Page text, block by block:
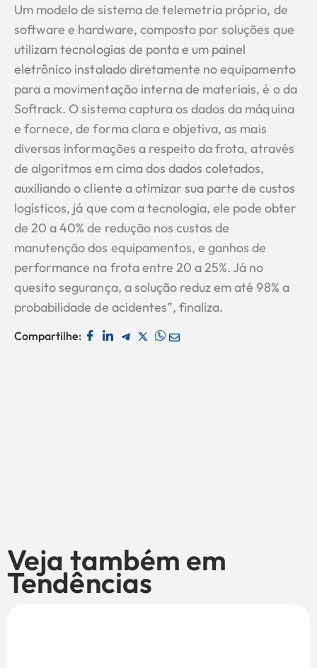
Um modelo de sistema de telemetria próprio, de
software e hardware, composto por soluções que
utilizam tecnologias de ponta e um painel
eletrônico instalado diretamente no equipamento
para a movimentação interna de materiais, é o da
Softrack. O sistema captura os dados da máquina
e fornece, de forma clara e objetiva, as mais
diversas informações a respeito da frota, através
de algoritmos em cima dos dados coletados,
auxiliando o cliente a otimizar sua parte de custos
logísticos, já que com a tecnologia, ele pode obter
de 20 a 40% de redução nos custos de
manutenção dos equipamentos, e ganhos de
performance na frota entre 20 a 25%. Já no
quesito segurança, a solução reduz em até 98% a
probabilidade de acidentes”, finaliza.
Compartilhe:
Veja também em
Tendências